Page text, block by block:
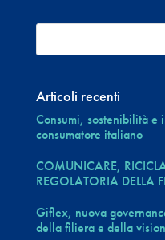
Articoli recenti
Consumi, sostenibilità e
consumatore italiano
COMUNICARE,
REGOLATORIA DELLA
Giflex, nuova
della filiera e della